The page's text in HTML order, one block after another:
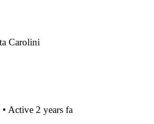
• Active 2 years fa